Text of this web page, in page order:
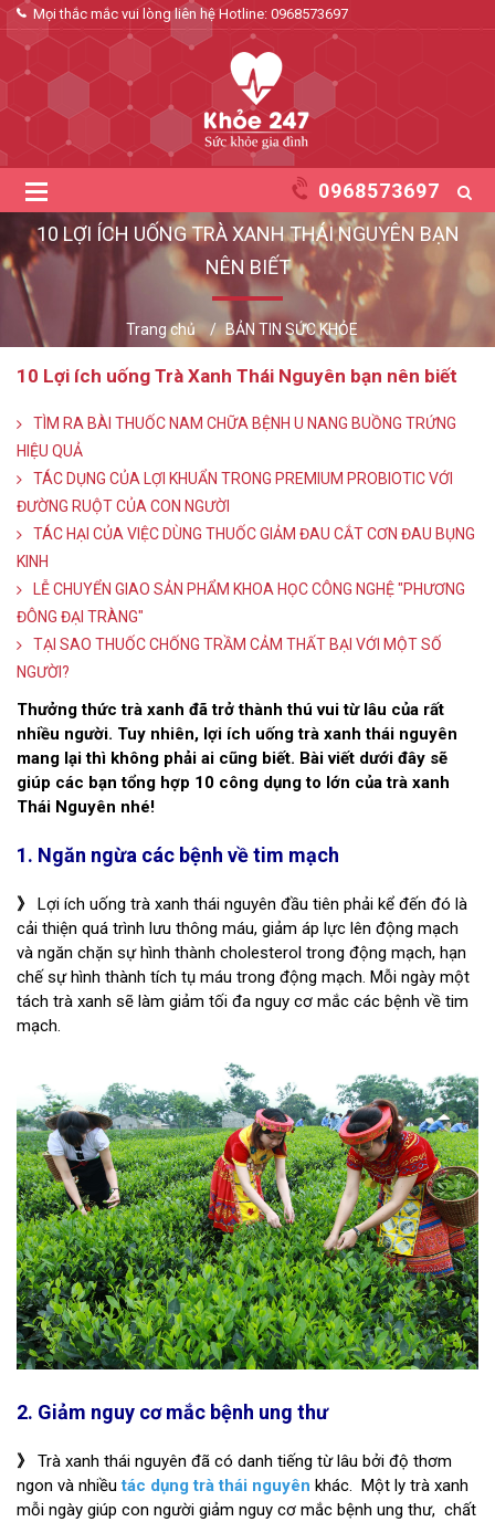
Mọi thắc mắc vui lòng liên hệ Hotline: 0968573697
0968573697
10 LỢI ÍCH UỐNG TRÀ XANH THÁI NGUYÊN BẠN
NÊN BIẾT
Trang chủ BẢN TIN SỨC KHỎE
10 Lợi ích uống Trà Xanh Thái Nguyên bạn nên biết
TÌM RA BÀI THUỐC NAM CHỮA BỆNH U NANG BUỒNG TRỨNG
HIỆU QUẢ
TÁC DỤNG CỦA LỢI KHUẨN TRONG PREMIUM PROBIOTIC VỚI
ĐƯỜNG RUỘT CỦA CON NGƯỜI
TÁC HẠI CỦA VIỆC DÙNG THUỐC GIẢM ĐAU CẮT CƠN ĐAU BỤNG
KINH
LỄ CHUYỂN GIAO SẢN PHẨM KHOA HỌC CÔNG NGHỆ "PHƯƠNG
ĐÔNG ĐẠI TRÀNG"
TẠI SAO THUỐC CHỐNG TRẦM CẢM THẤT BẠI VỚI MỘT SỐ
NGƯỜI?
Thưởng thức trà xanh đã trở thành thú vui từ lâu của rất
nhiều người. Tuy nhiên, lợi ích uống trà xanh thái nguyên
mang lại thì không phải ai cũng biết. Bài viết dưới đây sẽ
giúp các bạn tổng hợp 10 công dụng to lớn của trà xanh
Thái Nguyên nhé!
1. Ngăn ngừa các bệnh về tim mạch
》 Lợi ích uống trà xanh thái nguyên đầu tiên phải kể đến đó là
cải thiện quá trình lưu thông máu, giảm áp lực lên động mạch
và ngăn chặn sự hình thành cholesterol trong động mạch, hạn
chế sự hình thành tích tụ máu trong động mạch. Mỗi ngày một
tách trà xanh sẽ làm giảm tối đa nguy cơ mắc các bệnh về tim
mạch.
2. Giảm nguy cơ mắc bệnh ung thư
》 Trà xanh thái nguyên đã có danh tiếng từ lâu bởi độ thơm
ngon và nhiềutác dụng trà thái nguyên khác. Một ly trà xanh
mỗi ngày giúp con người giảm nguy cơ mắc bệnh ung thư, chất